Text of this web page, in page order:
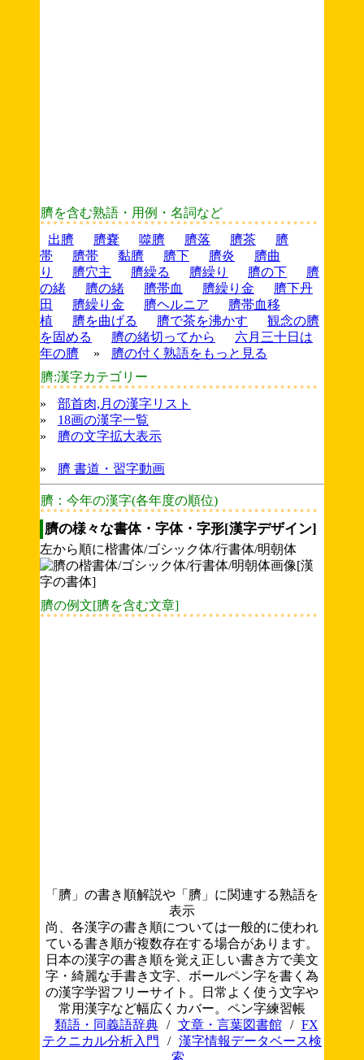
臍を含む熟語・用例・名詞など
出臍
臍嚢 噬臍 臍落 臍茶
臍
帯
臍帯 黏臍 臍下 臍炎
臍曲
り
臍穴主 臍繰る 臍繰り 臍の下
臍
の緒
臍の緒 臍帯血 臍繰り金
臍下丹
田
臍繰り金 臍ヘルニア
臍帯血移
植
臍を曲げる 臍で茶を沸かす
観念の臍
を固める
臍の緒切ってから
六月三十日は
年の臍
»
臍の付く熟語をもっと見る
臍:漢字カテゴリー
»
部首肉,月の漢字リスト
»
18画の漢字一覧
»
臍の文字拡大表示
» 臍 書道・習字動画
臍：今年の漢字(各年度の順位)
臍の様々な書体・字体・字形[漢字デザイン]
左から順に楷書体/ゴシック体/行書体/明朝体
臍の例文[臍を含む文章]
「臍」の書き順解説や「臍」に関連する熟語を
表示
尚、各漢字の書き順については一般的に使われ
ている書き順が複数存在する場合があります。
日本の漢字の書き順を覚え正しい書き方で美文
字・綺麗な手書き文字、ボールペン字を書く為
の漢字学習フリーサイト。日常よく使う文字や
常用漢字など幅広くカバー。ペン字練習帳
類語・同義語辞典
/ 文章・言葉図書館 /
FX
テクニカル分析入門
/ 漢字情報データベース検
索